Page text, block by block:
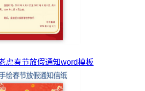
虎春节放假通知word模板